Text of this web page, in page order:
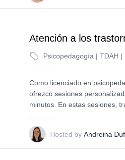
Atención a los
Psicopedagogía | TDAH |
Como licenciado en
ofrezco sesiones
minutos. En estas sesiones,
A Hosted by Andreina